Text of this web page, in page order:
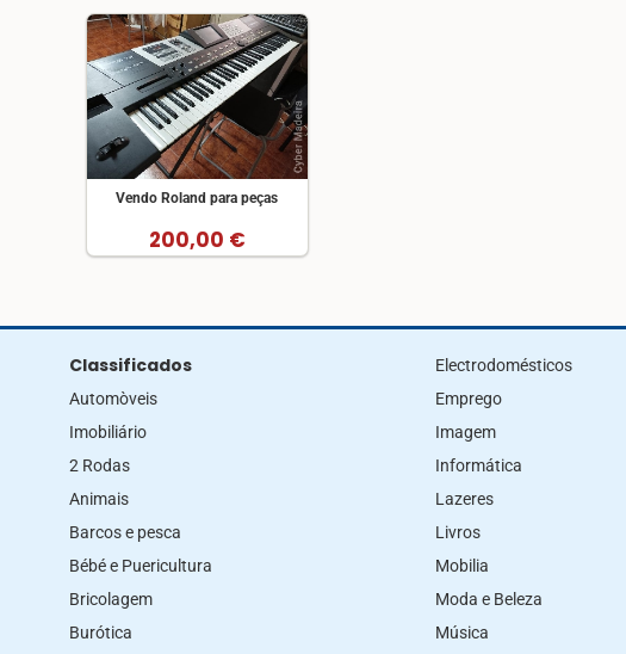
Vendo Roland para peças
200,00 €
Classificados
Automòveis
Imobiliário
2 Rodas
Animais
Barcos e pesca
Bébé e Puericultura
Bricolagem
Burótica
Electrodomésticos
Emprego
Imagem
Informática
Lazeres
Livros
Mobilia
Moda e Beleza
Música